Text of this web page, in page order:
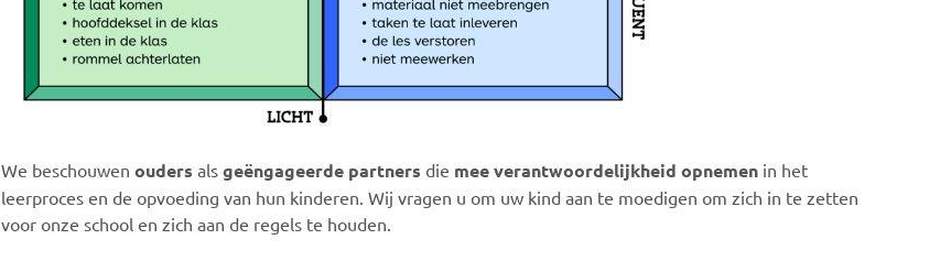
We beschouwen ouders als geëngageerde partners die mee verantwoordelijkheid opnemen in het
leerproces en de opvoeding van hun kinderen. Wij vragen u om uw kind aan te moedigen om zich in te zetten
voor onze school en zich aan de regels te houden.